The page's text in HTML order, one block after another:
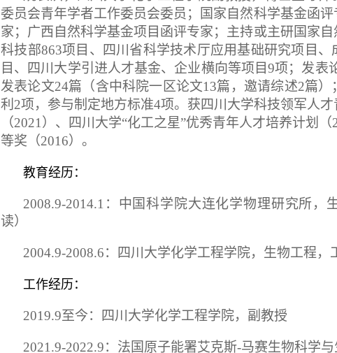
委员会青年学者工作委员会委员；
国家自然科学基金函
家； 广西自然科学基金项目函评专家； 主持或主研国家自
科技部863项目、四川省科学技术厅应用基础研究项目
目、四川大学引进人才基金、企业横向等项目9项；发表
发表论文24篇（含中科院一区论文13篇，邀请综述2篇）
利 2项，参与制定地方标准4项。获四川大学科技领军人
（2021 ）、四川大学“化工之星”优秀青年人才培养计划（
等奖（2016）。
教育经历：
2008.9-2014.1 ：中国科学院大连化学物理研究所，
读）
2004.9-2008.6：四川大学化学工程学院，生物工程，
工作经历：
2019.9至今：四川大学化学工程学院，副教授
2021.9-2022.9：法国原子能署艾克斯-马赛生物科学